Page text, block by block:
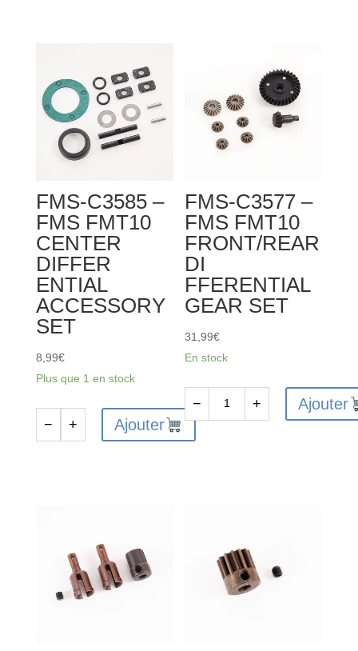
FRONT/REAR
HOUSING
FMS-C3585 –
FMS FMT10
CENTER
DIFFER
ENTIAL
ACCESSORY
SET
8,99€
Plus que 1 en stock
FMT10
CENTER
DIFFER
− + Ajouter
FMS-C3577 –
FMS FMT10
FRONT/REAR
DI
FFERENTIAL
GEAR SET
31,99€
En stock
FRONT/REAR
FFERENTIAL
− + Ajouter